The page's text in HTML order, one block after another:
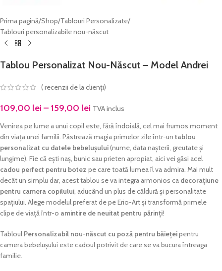
Prima pagină/Shop/Tablouri Personalizate/
Tablouri personalizabile nou-născut
Tablou Personalizat Nou-Născut – Model Andrei
(recenzii de la clienți)
109,00 lei – 159,00 lei TVA inclus
Venirea pe lume a unui copil este, fără îndoială, cel mai frumos moment
din viața unei familii. Păstrează magia primelor zile într-un tablou
personalizat cu datele bebelușului(nume, data nașterii, greutate și
lungime). Fie că ești naș, bunic sau prieten apropiat, aici vei găsi acel
cadou perfect pentru botez pe care toată lumea îl va admira. Mai mult
decât un simplu dar, acest tablou se va integra armonios ca decorațiune
pentru camera copilului , aducând un plus de căldură și personalitate
spațiului. Alege modelul preferat de pe Erio-Art și transformă primele
clipe de viață într-o amintire de neuitat pentru părinți!
Tabloul Personalizabil nou-născut cu poză pentru băiețeipentru
camera bebelușului este cadoul potrivit de care se va bucura întreaga
familie.